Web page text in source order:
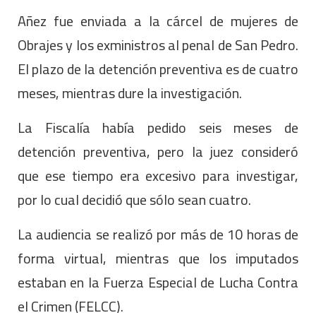
Añez fue enviada a la cárcel de mujeres de
Obrajes y los exministros al penal de San Pedro.
El plazo de la detención preventiva es de cuatro
meses, mientras dure la investigación.
La Fiscalía había pedido seis meses de
detención preventiva, pero la juez consideró
que ese tiempo era excesivo para investigar,
por lo cual decidió que sólo sean cuatro.
La audiencia se realizó por más de 10 horas de
forma virtual, mientras que los imputados
estaban en la Fuerza Especial de Lucha Contra
el Crimen (FELCC).